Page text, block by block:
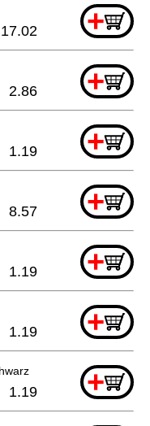
+
17.02
+
2.86
+
1.19
+
8.57
+
1.19
+
1.19
+
1.19